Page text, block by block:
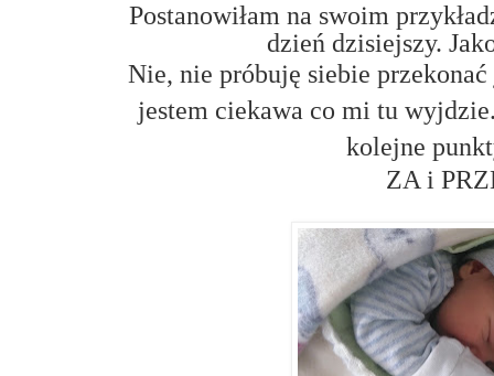
Postanowiłam na swoim
dzień dzisiejszy.
Nie, nie próbuję siebie
jestem ciekawa co mi tu
kolejne
ZA i